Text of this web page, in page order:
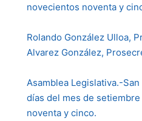
novecientos noventa y
Rolando González Ulloa,
Alvarez González,
Asamblea Legislativa.-
días del mes de
noventa y cinco.